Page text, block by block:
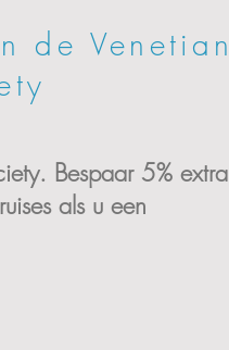
de Venetian
Bespaar 5% extra
als u een